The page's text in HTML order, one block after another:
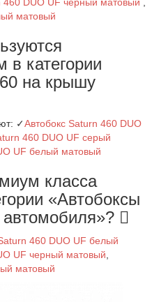
матовый
категории
на крышу
✓Автобокс Saturn 460 DUO
460 DUO UF серый
UF белый матовый
класса
«Автобоксы
460 DUO UF белый
UF черный матовый
матовый